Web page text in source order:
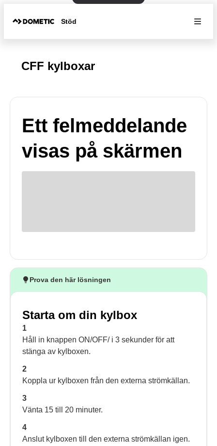
Stöd
CFF kylboxar
Ett felmeddelande
visas på skärmen
Prova den här lösningen
Starta om din kylbox
1
Håll in knappen ON/OFF/ i 3 sekunder för att
stänga av kylboxen.
2
Koppla ur kylboxen från den externa strömkällan.
3
Vänta 15 till 20 minuter.
4
Anslut kylboxen till den externa strömkällan igen.